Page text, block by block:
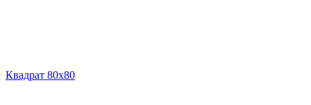
Квадрат 80х80